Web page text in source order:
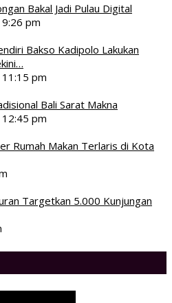
Bakal Jadi Pulau Digital
pm
Bakso Kadipolo Lakukan
pm
Bali Sarat Makna
pm
Rumah Makan Terlaris di Kota
Targetkan 5.000 Kunjungan